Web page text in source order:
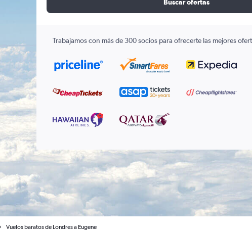
Buscar ofertas
Trabajamos con más de 300 socios para ofrecerte las mejores
Vuelos baratos de Londres a Eugene